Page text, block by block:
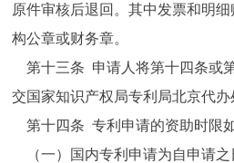
原件审核后退回。其中发票和明
构公章或财务章。
第十三条 申请人将第十四条或
交国家知识产权局专利局北京代办
第十四条 专利申请的资助时限如
（一）国内专利申请为自申请之